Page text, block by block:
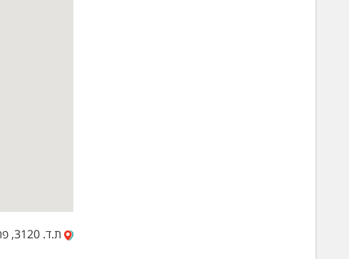
ת.ד. 3120, פתח תקווה 49130